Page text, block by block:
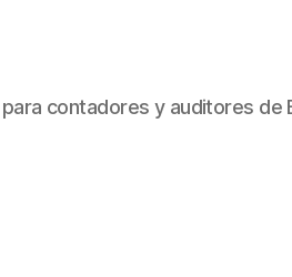
contadores y auditores de